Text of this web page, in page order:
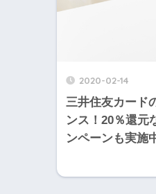
2020-02-14
三井住友カード
ンス！20％還元
ンペーンも実施